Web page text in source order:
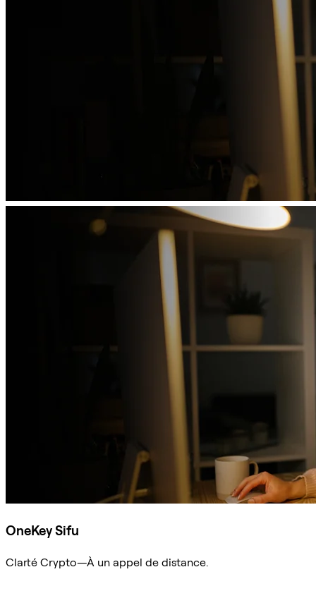
OneKey Sifu
Clarté Crypto—À un appel de distance.